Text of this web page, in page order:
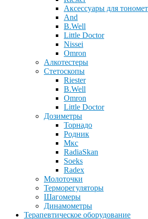
Аксессуары для
And
B.Well
Little Doctor
Nissei
Omron
Алкотестеры
Стетоскопы
Riester
B.Well
Omron
Little Doctor
Дозиметры
Торнадо
Родник
Мкс
RadiaSkan
Soeks
Radex
Молоточки
Терморегуляторы
Шагомеры
Динамометры
Терапевтическое оборудование